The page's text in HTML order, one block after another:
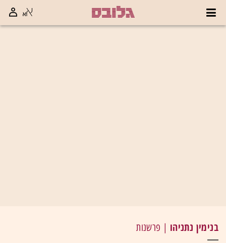
בנימין נתניהו | פרשנות